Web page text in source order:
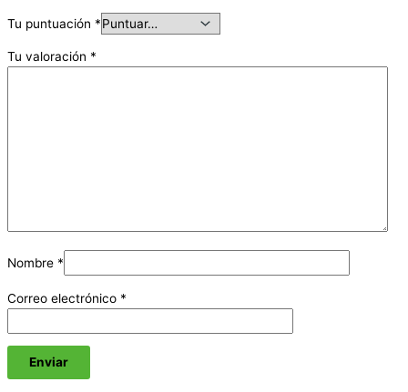
Tu puntuación *
Tu valoración *
Nombre *
Correo electrónico *